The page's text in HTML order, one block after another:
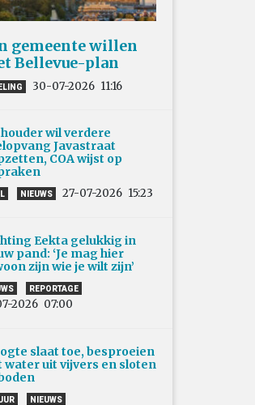
gemeente willen
Bellevue-plan
30-07-2026 11:16
wil verdere
Javastraat
COA wijst op
NIEUWS 27-07-2026 15:23
Eekta gelukkig in
pand: ‘Je mag hier
zijn wie je wilt zijn’
REPORTAGE
2026 07:00
slaat toe, besproeien
water uit vijvers en sloten
NIEUWS